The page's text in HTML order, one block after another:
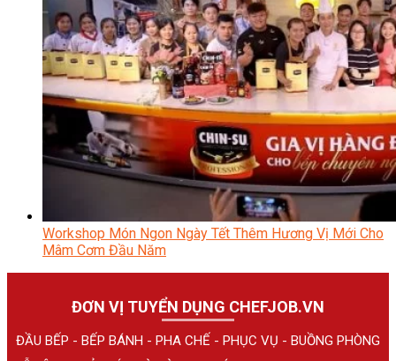
Workshop Món Ngon Ngày Tết Thêm Hương Vị Mới Cho
Mâm Cơm Đầu Năm
ĐƠN VỊ TUYỂN DỤNG CHEFJOB.VN
ĐẦU BẾP - BẾP BÁNH - PHA CHẾ - PHỤC VỤ - BUỒNG PHÒNG